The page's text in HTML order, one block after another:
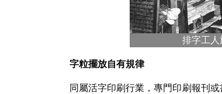
排字工人
字粒擺放自有規律
同屬活字印刷行業，專門印刷報刊